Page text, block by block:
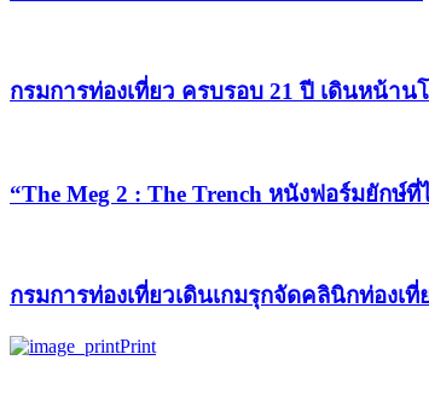
กรมการท่องเที่ยว ครบรอบ 21 ปี เดินหน้าน
“The Meg 2 : The Trench หนังฟอร์มยักษ์ที่
กรมการท่องเที่ยวเดินเกมรุกจัดคลินิกท่องเ
Print